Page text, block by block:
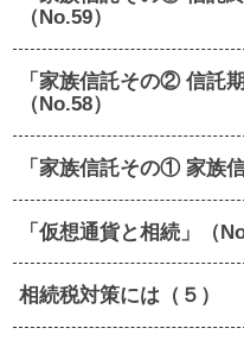
（No.59）
「家族信託その② 信託
（No.58）
「家族信託その① 家族
「仮想通貨と相続」（
相続税対策には（５）